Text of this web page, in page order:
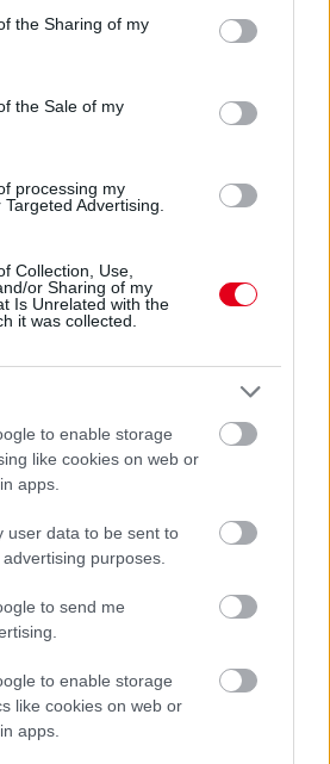
usage behaviour. You may click to
Google and its third-party tags to
specified purposes in below Google
the Sharing of my
the Sale of my
processing my
Advertising.
Collection, Use,
or Sharing of my
Is Unrelated with the
it was collected.
to enable storage
like cookies on web or
apps.
user data to be sent to
purposes.
to send me
to enable storage
like cookies on web or
apps.
az F1-es Bahreini Nagydíj
Malajziában
es szabályrendszere Domenicali
szerint